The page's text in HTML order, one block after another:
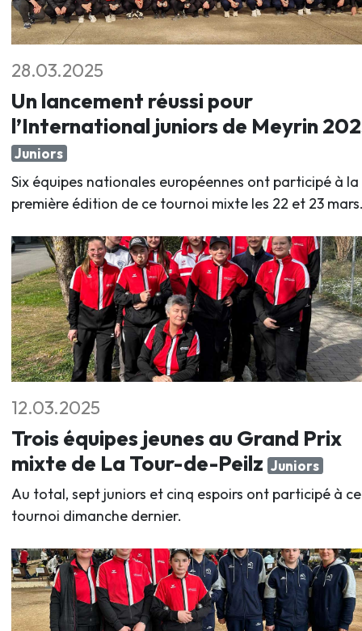
28.03.2025
Un lancement réussi pour
l’International juniors de Meyrin
Juniors
Six équipes nationales européennes ont participé à la
première édition de ce tournoi mixte les 22 et 23
12.03.2025
Trois équipes jeunes au Grand Prix
mixte de La Tour-de-Peilz Juniors
Au total, sept juniors et cinq espoirs ont participé à ce
tournoi dimanche dernier.